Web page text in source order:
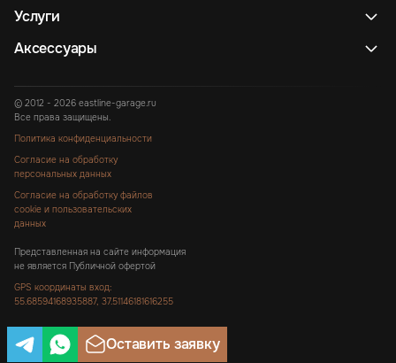
Услуги
Аксессуары
© 2012 - 2026 eastline-garage.ru
Все права защищены.
Политика конфиденциальности
Согласие на обработку
персональных данных
Согласие на обработку файлов
cookie и пользовательских
данных
Представленная на сайте информация
не является Публичной офертой
GPS координаты вход:
55.68594168935887, 37.51146181616255
Оставить заявку